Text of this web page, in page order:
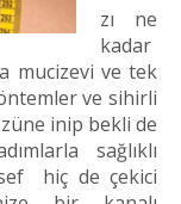
zı ne
kadar
mucizevi ve tek
ve sihirli
inip bekli de
sağlıklı
hiç de çekici